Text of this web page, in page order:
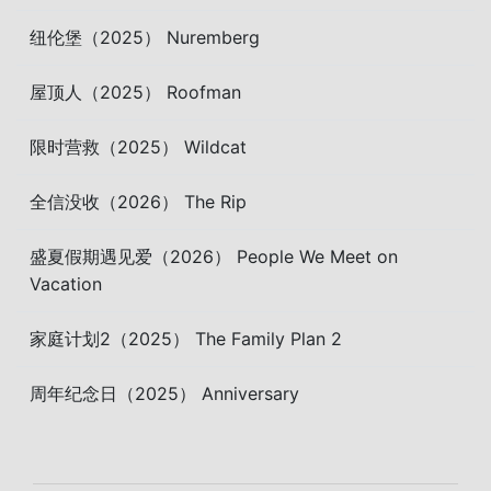
纽伦堡（2025） Nuremberg
屋顶人（2025） Roofman
限时营救（2025） Wildcat
全信没收（2026） The Rip
盛夏假期遇见爱（2026） People We Meet on
Vacation
家庭计划2（2025） The Family Plan 2
周年纪念日（2025） Anniversary